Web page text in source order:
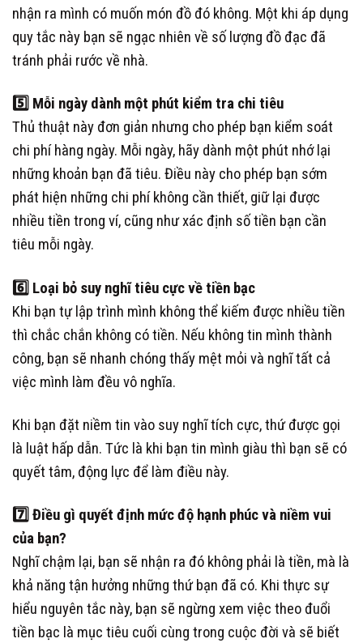
nhận ra mình có muốn món đồ đó không. Một khi áp dụng
quy tắc này bạn sẽ ngạc nhiên về số lượng đồ đạc đã
tránh phải rước về nhà.
5️⃣ Mỗi ngày dành một phút kiểm tra chi tiêu
Thủ thuật này đơn giản nhưng cho phép bạn kiểm soát
chi phí hàng ngày. Mỗi ngày, hãy dành một phút nhớ lại
những khoản bạn đã tiêu. Điều này cho phép bạn sớm
phát hiện những chi phí không cần thiết, giữ lại được
nhiều tiền trong ví, cũng như xác định số tiền bạn cần
tiêu mỗi ngày.
6️⃣ Loại bỏ suy nghĩ tiêu cực về tiền bạc
Khi bạn tự lập trình mình không thể kiếm được nhiều tiền
thì chắc chắn không có tiền. Nếu không tin mình thành
công, bạn sẽ nhanh chóng thấy mệt mỏi và nghĩ tất cả
việc mình làm đều vô nghĩa.
Khi bạn đặt niềm tin vào suy nghĩ tích cực, thứ được gọi
là luật hấp dẫn. Tức là khi bạn tin mình giàu thì bạn sẽ có
quyết tâm, động lực để làm điều này.
7️⃣ Điều gì quyết định mức độ hạnh phúc và niềm vui
của bạn?
Nghĩ chậm lại, bạn sẽ nhận ra đó không phải là tiền, mà là
khả năng tận hưởng những thứ bạn đã có. Khi thực sự
hiểu nguyên tắc này, bạn sẽ ngừng xem việc theo đuổi
tiền bạc là mục tiêu cuối cùng trong cuộc đời và sẽ biết